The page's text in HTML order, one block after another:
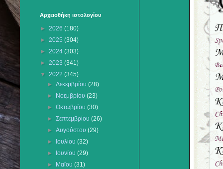
Αρχειοθήκη ιστολογίου
► 2026 (180)
► 2025 (304)
► 2024 (303)
► 2023 (341)
▼ 2022 (345)
►Δεκεμβρίου(28)
►
Νοεμβρίου(23)
►Οκτωβρίου(30)
►Σεπτεμβρίου(26)
►Αυγούστου(29)
►
Ιουλίου(32)
►
Ιουνίου(29)
►
Μαΐου(31)